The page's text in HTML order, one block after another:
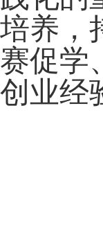
培养，
赛促学
创业经